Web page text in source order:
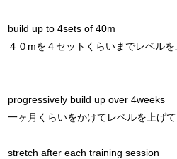
build up to 4sets of 40m
４０mを４セットくらいまでレベルを
progressively build up over 4weeks
一ヶ月くらいをかけてレベルを上げて
stretch after each training session